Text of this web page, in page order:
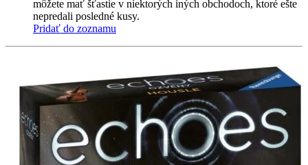
môžete mať šťastie v niektorých iných obchodoch, ktoré ešte
nepredali posledné kusy.
Pridať do zoznamu